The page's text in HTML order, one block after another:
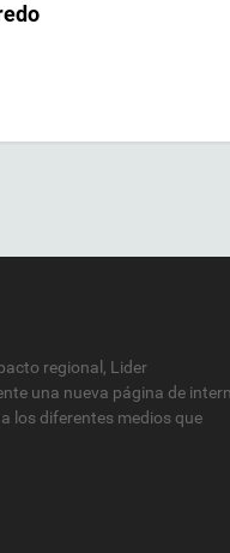
regional, Lider
una nueva página de
los diferentes medios que